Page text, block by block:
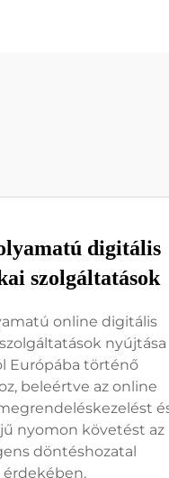
digitális
szolgáltatások
online digitális
nyújtása
Európába történő
beleértve az online
nyomon követést az
döntéshozatal
érdekében.